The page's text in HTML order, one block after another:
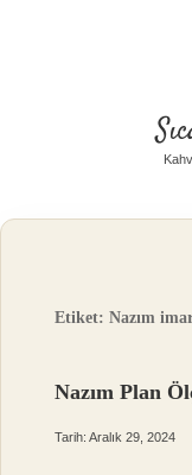
Etiket:Nazım
Nazım Plan
Tarih: Aralık 29, 2024